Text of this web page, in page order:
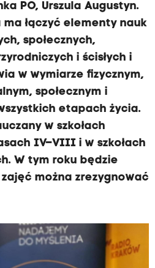
PO, Urszula Augustyn.
łączyć elementy nauk
społecznych,
i ścisłych i
w wymiarze fizycznym,
społecznym i
etapach życia.
w szkołach
IV–VIII i w szkołach
W tym roku będzie
można zrezygnować